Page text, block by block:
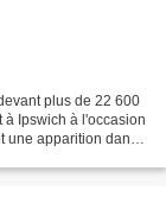
plus de 22 600
à Ipswich à l'occasion
une apparition dans